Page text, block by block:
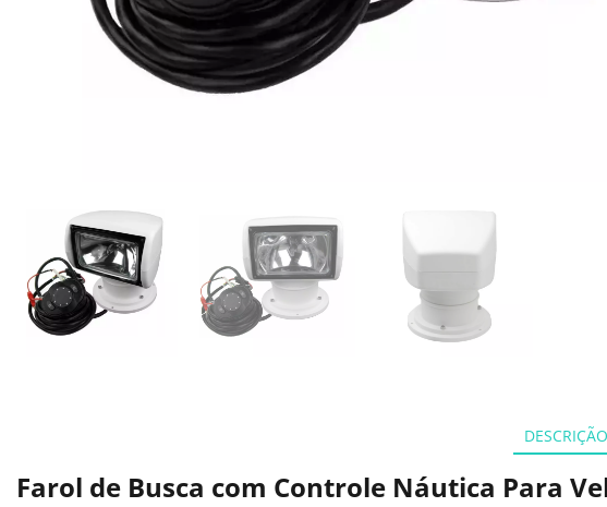
DESCRIÇÃO
Farol de Busca com Controle Náutica Para